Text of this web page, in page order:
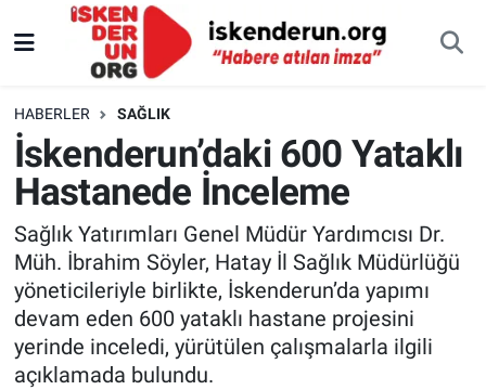
HABERLER SAĞLIK
İskenderun’daki 600 Yataklı
Hastanede İnceleme
Sağlık Yatırımları Genel Müdür Yardımcısı Dr.
Müh. İbrahim Söyler, Hatay İl Sağlık Müdürlüğü
yöneticileriyle birlikte, İskenderun’da yapımı
devam eden 600 yataklı hastane projesini
yerinde inceledi, yürütülen çalışmalarla ilgili
açıklamada bulundu.